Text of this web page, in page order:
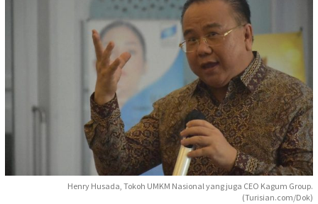
Henry Husada, Tokoh UMKM Nasional yang juga CEO Kagum Group.
(Turisian.com/Dok)